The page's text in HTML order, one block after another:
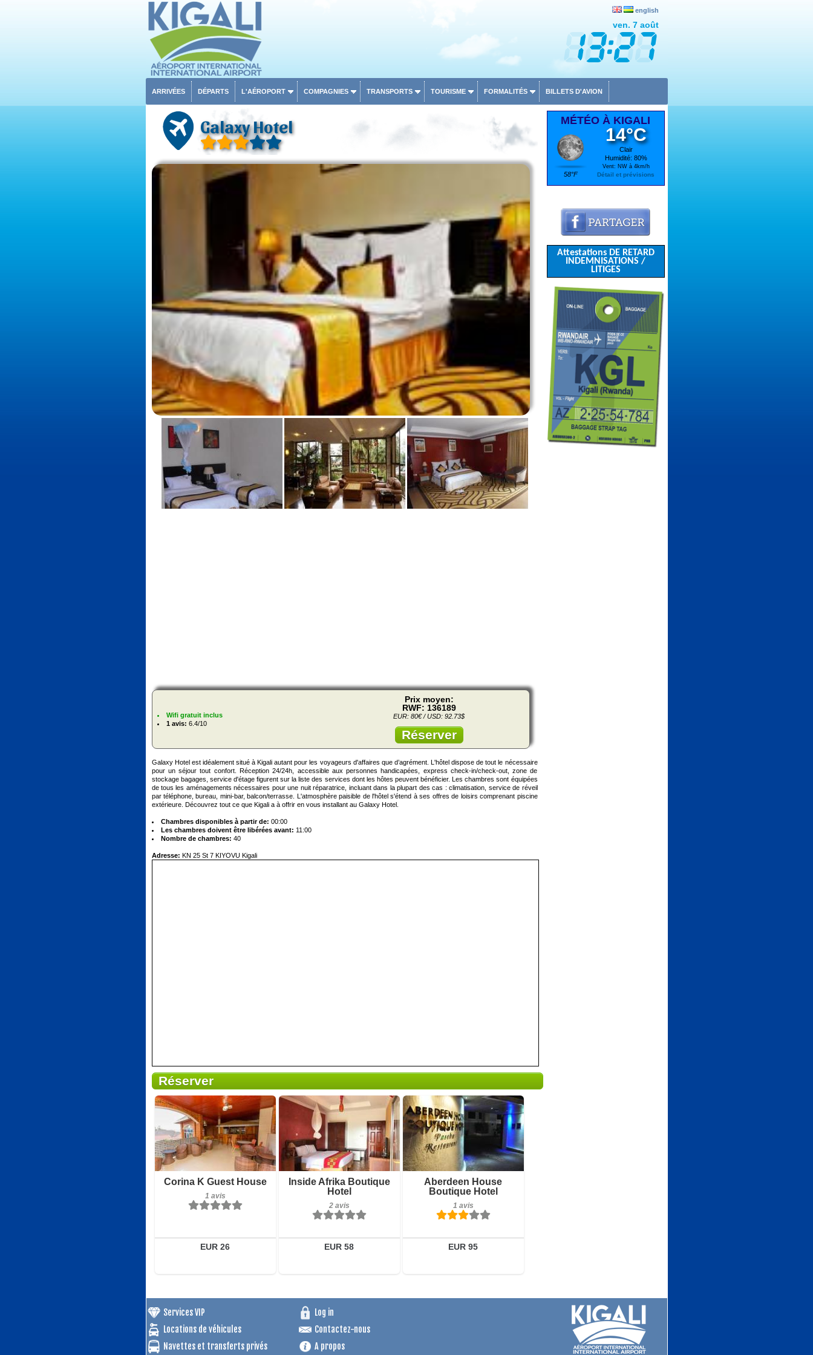
english
ven. 7 août
ARRIVÉES DÉPARTS L'AÉROPORT COMPAGNIES TRANSPORTS TOURISME FORMALITÉS BILLETS D'AVION
Galaxy Hotel
Wifi gratuit inclus
1 avis: 6.4/10
Prix moyen:
RWF: 136189
EUR: 80€ / USD: 92.73$
Réserver
Galaxy Hotel est idéalement situé à Kigali autant pour les voyageurs d'affaires que d’agrément. L'hôtel dispose de tout le nécessaire
pour un séjour tout confort. Réception 24/24h, accessible aux personnes handicapées, express check-in/check-out, zone de
stockage bagages, service d'étage figurent sur la liste des services dont les hôtes peuvent bénéficier. Les chambres sont équipées
de tous les aménagements nécessaires pour une nuit réparatrice, incluant dans la plupart des cas : climatisation, service de réveil
par téléphone, bureau, mini-bar, balcon/terrasse. L'atmosphère paisible de l'hôtel s'étend à ses offres de loisirs comprenant piscine
extérieure. Découvrez tout ce que Kigali a à offrir en vous installant au Galaxy Hotel.
Chambres disponibles à partir de: 00:00
Les chambres doivent être libérées avant: 11:00
Nombre de chambres: 40
Adresse: KN 25 St 7 KIYOVU Kigali
Réserver
Corina K Guest House
1 avis
EUR 26
1 avis
Détails
Réserver
Inside Afrika Boutique
Hotel
2 avis
EUR 58
Petit-déjeuner inclus
2 avis
Détails
Réserver
Aberdeen House
Boutique Hotel
1 avis
EUR 95
1 avis
Détails
Réserver
MÉTÉO À KIGALI
58°F
14°C
Clair
Humidité: 80%
Vent: NW à 4km/h
Détail et prévisions
Attestations DE RETARD
INDEMNISATIONS /
LITIGES
Services VIP
Locations de véhicules
Navettes et transferts privés
Log in
Contactez-nous
A propos